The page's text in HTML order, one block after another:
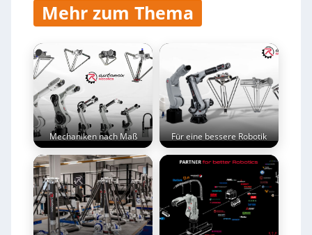
Mehr zum Thema
Mechaniken nach Maß Für eine bessere Robotik